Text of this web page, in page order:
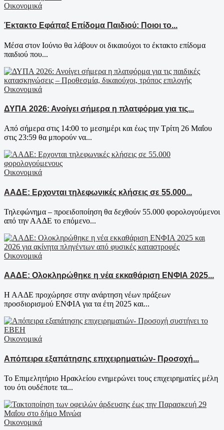
Οικονομικά
Έκτακτο Εφάπαξ Επίδομα Παιδιού: Ποιοι το...
Μέσα στον Ιούνιο θα λάβουν οι δικαιούχοι το έκτακτο επίδομα
παιδιού που...
Οικονομικά
ΔΥΠΑ 2026: Ανοίγει σήμερα η πλατφόρμα για τις...
Από σήμερα στις 14:00 το μεσημέρι και έως την Τρίτη 26 Μαΐου
στις 23:59 θα μπορούν να...
Οικονομικά
ΑΑΔΕ: Ερχονται τηλεφωνικές κλήσεις σε 55.000...
Τηλεφώνημα – προειδοποίηση θα δεχθούν 55.000 φορολογούμενοι
από την ΑΑΔΕ το επόμενο...
Οικονομικά
ΑΑΔΕ: Ολοκληρώθηκε η νέα εκκαθάριση ΕΝΦΙΑ 2025...
Η ΑΑΔΕ προχώρησε στην ανάρτηση νέων πράξεων
προσδιορισμού ΕΝΦΙΑ για τα έτη 2025 και...
Οικονομικά
Απόπειρα εξαπάτησης επιχειρηματιών- Προσοχή...
Το Επιμελητήριο Ηρακλείου ενημερώνει τους επιχειρηματίες μέλη
του ότι ουδέποτε τα...
Οικονομικά